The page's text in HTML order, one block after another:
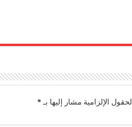
الحقول الإلزامية مشار إليها بـ *